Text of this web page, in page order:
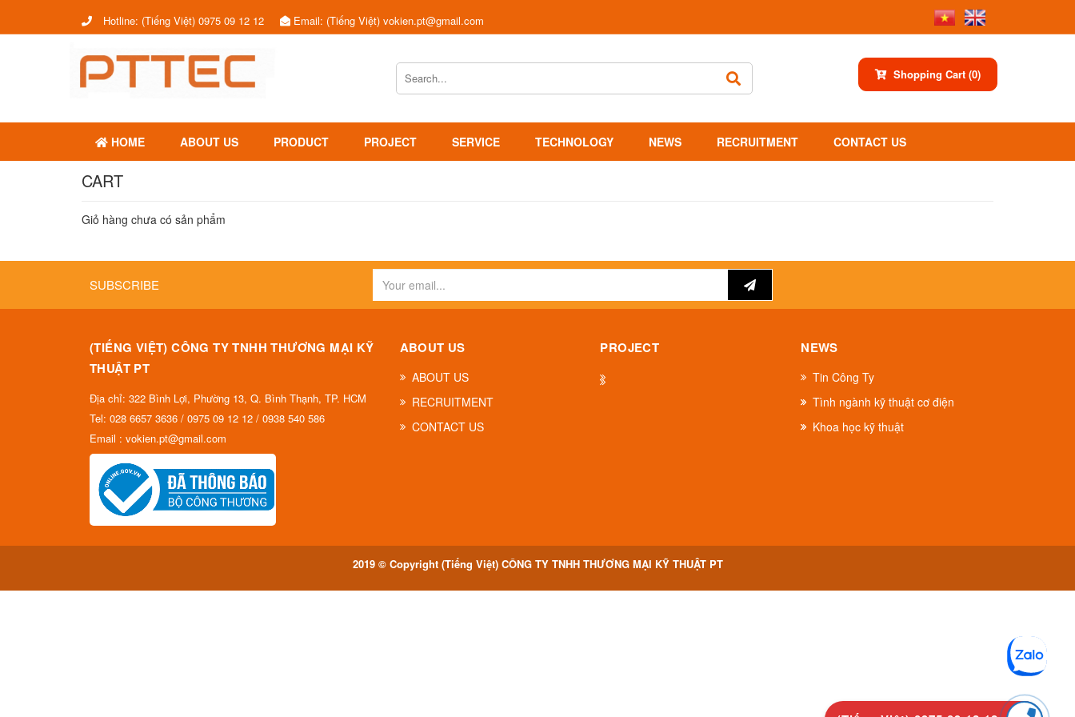
Hotline: (Tiếng Việt) 0975 09 12 12 Email: (Tiếng Việt) vokien.pt@gmail.com
Shopping Cart (0)
HOME ABOUT US PRODUCT PROJECT SERVICE TECHNOLOGY NEWS RECRUITMENT CONTACT US
CART
Giỏ hàng chưa có sản phẩm
SUBSCRIBE
(TIẾNG VIỆT) CÔNG TY TNHH THƯƠNG MẠI KỸ
THUẬT PT
Địa chỉ: 322 Bình Lợi, Phường 13, Q. Bình Thạnh, TP. HCM
Tel: 028 6657 3636 / 0975 09 12 12 / 0938 540 586
Email : vokien.pt@gmail.com
ABOUT US
ABOUT US
RECRUITMENT
CONTACT US
PROJECT NEWS
Tin Công Ty
Tình ngành kỹ thuật cơ điện
Khoa học kỹ thuật
2019 © Copyright (Tiếng Việt) CÔNG TY TNHH THƯƠNG MẠI KỸ THUẬT PT